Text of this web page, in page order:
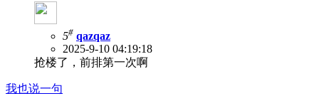
5# qazqaz
2025-9-10 04:19:18
抢楼了，前排第一次啊
我也说一句